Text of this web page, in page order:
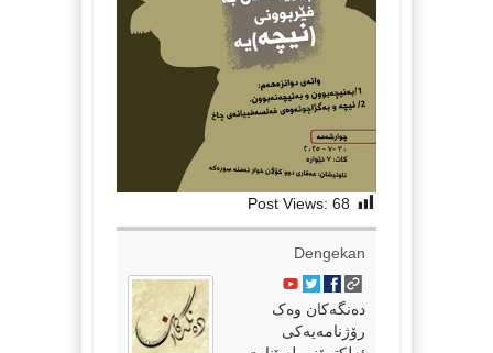
Post Views: 68
Dengekan
دەنگەکان وەک
رۆژنامەیەکی